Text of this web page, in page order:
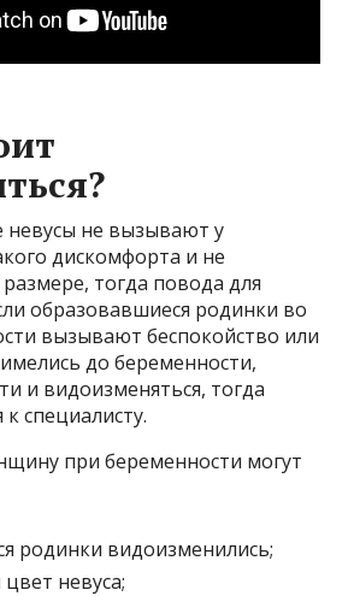
невусы не вызывают у
дискомфорта и не
тогда повода для
образовавшиеся родинки во
вызывают беспокойство или
до беременности,
и видоизменяться, тогда
специалисту.
при беременности могут
родинки видоизменились;
невуса;